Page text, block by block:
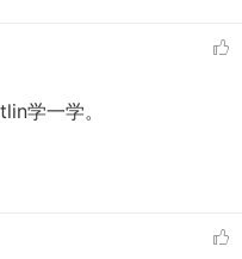
学一学。